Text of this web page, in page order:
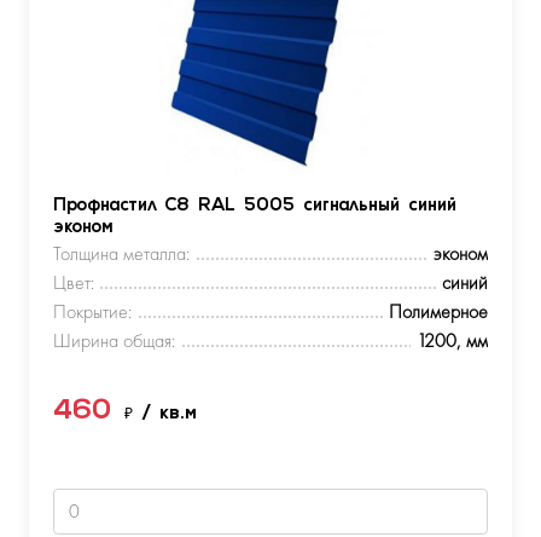
Профнастил С8 RAL 5005 сигнальный синий
эконом
Толщина металла:
эконом
Цвет:
синий
Покрытие:
Полимерное
Ширина общая:
1200, мм
460 ₽ / кв.м